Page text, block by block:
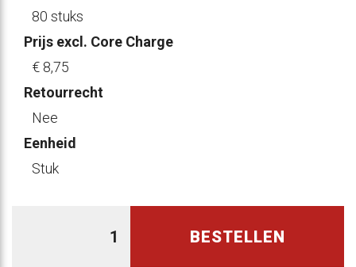
80 stuks
Prijs excl. Core Charge
€ 8,75
Retourrecht
Nee
Eenheid
Stuk
BESTELLEN